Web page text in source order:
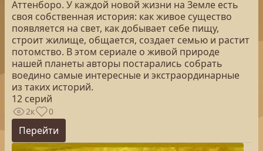
Аттенборо. У каждой новой жизни на Земле есть
своя собственная история: как живое существо
появляется на свет, как добывает себе пищу,
строит жилище, общается, создает семью и растит
потомство. В этом сериале о живой природе
нашей планеты авторы постарались собрать
воедино самые интересные и экстраординарные
из таких историй.
12 серий
2к 0
Перейти